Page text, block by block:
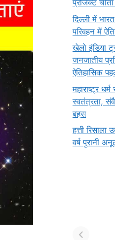
प्रोजेक्ट
दिल्ली में
परिवहन में
खेलो इंडिया
जनजातीय
ऐतिहासिक
महाराष्ट्र
स्वतंत्रता,
बहस
हत्ती
वर्ष पुरानी
किसे कहते